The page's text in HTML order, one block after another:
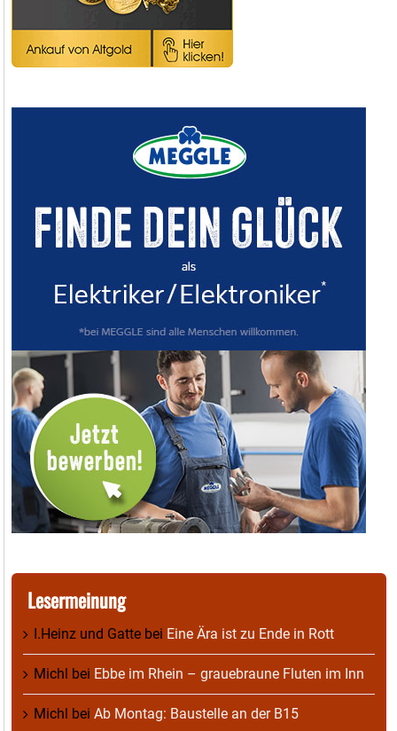
Lesermeinung
I.Heinz und Gatte bei Eine Ära ist zu Ende in Rott
Michl bei Ebbe im Rhein – grauebraune Fluten im Inn
Michl bei Ab Montag: Baustelle an der B15